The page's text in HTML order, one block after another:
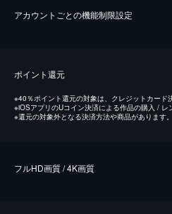
アカウントごとの機能制限設定
ポイント還元
※40％ポイント還元の対象は、クレジットカード
※iOSアプリのUコイン決済による作品の購入 / レ
※還元の対象外となる決済方法や商品があります
フルHD画質 / 4K画質